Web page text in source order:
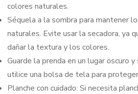
colores naturales.
Séquela a la sombra para mantener
naturales. Evite usar la secadora, ya
dañar la textura y los colores.
Guarde la prenda en un lugar oscuro
utilice una bolsa de tela para
Planche con cuidado: Si necesita